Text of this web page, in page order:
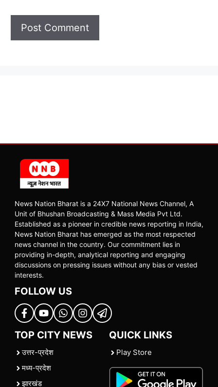
News Nation Bharat is a 24X7 National News Channel, A
Unit of Bhushan Broadcasting & Mass Media Pvt Ltd.
Established as a pioneer in credible news reporting in India,
News Nation Bharat has emerged as the most respected
news channel in the country. Our commitment lies in
providing in-depth, analytical reporting and engaging
discussions on pressing issues without any bias or vested
interests.
FOLLOW US
TOP CITY NEWS
उत्तर-प्रदेश
मध्य-प्रदेश
झारखंड
QUICK LINKS
Play Store